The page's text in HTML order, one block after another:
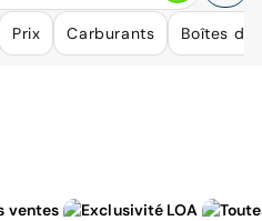
qui pourraient répondre
besoins.
Prix Carburants Boîtes de